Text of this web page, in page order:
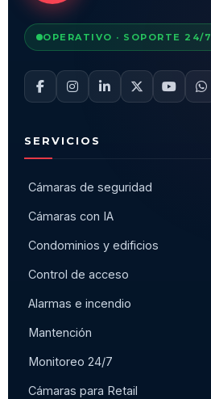
OPERATIVO · SOPORTE 24/7
SERVICIOS
Cámaras de seguridad
Cámaras con IA
Condominios y edificios
Control de acceso
Alarmas e incendio
Mantención
Monitoreo 24/7
Cámaras para Retail